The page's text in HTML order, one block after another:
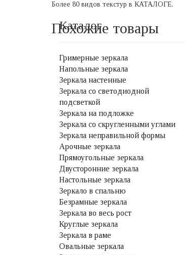
Более 80 видов текстур в КАТАЛОГЕ.
Похожие товары
Каталог
Гримерные зеркала
Напольные зеркала
Зеркала настенные
Зеркала со светодиодной
подсветкой
Зеркала на подложке
Зеркала со скругленными углами
Зеркала неправильной формы
Арочные зеркала
Прямоугольные зеркала
Двусторонние зеркала
Настольные зеркала
Зеркало в спальню
Безрамные зеркала
Зеркала во весь рост
Круглые зеркала
Зеркала в раме
Овальные зеркала